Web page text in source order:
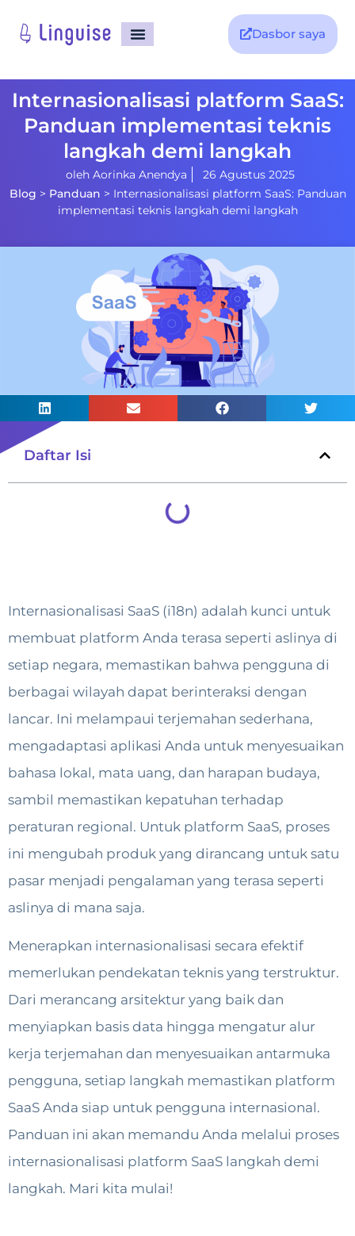
Dasbor saya
Internasionalisasi platform SaaS:
Panduan implementasi teknis
langkah demi langkah
oleh Aorinka Anendya
26 Agustus 2025
Blog > Panduan > Internasionalisasi platform SaaS: Panduan
implementasi teknis langkah demi langkah
Daftar Isi
Internasionalisasi SaaS (i18n) adalah kunci untuk
membuat platform Anda terasa seperti aslinya di
setiap negara, memastikan bahwa pengguna di
berbagai wilayah dapat berinteraksi dengan
lancar. Ini melampaui terjemahan sederhana,
mengadaptasi aplikasi Anda untuk menyesuaikan
bahasa lokal, mata uang, dan harapan budaya,
sambil memastikan kepatuhan terhadap
peraturan regional. Untuk platform SaaS, proses
ini mengubah produk yang dirancang untuk satu
pasar menjadi pengalaman yang terasa seperti
aslinya di mana saja.
Menerapkan internasionalisasi secara efektif
memerlukan pendekatan teknis yang terstruktur.
Dari merancang arsitektur yang baik dan
menyiapkan basis data hingga mengatur alur
kerja terjemahan dan menyesuaikan antarmuka
pengguna, setiap langkah memastikan platform
SaaS Anda siap untuk pengguna internasional.
Panduan ini akan memandu Anda melalui proses
internasionalisasi platform SaaS langkah demi
langkah. Mari kita mulai!